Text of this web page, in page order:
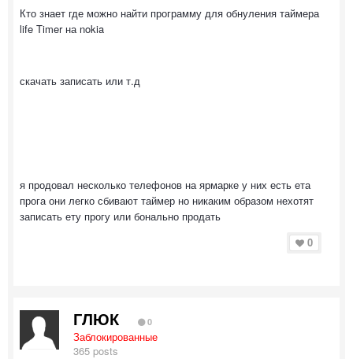
Кто знает где можно найти программу для обнуления таймера
life Timer на nokia
скачать записать или т.д
я продовал несколько телефонов на ярмарке у них есть ета
прога они легко сбивают таймер но никаким образом нехотят
записать ету прогу или бонально продать
0
ГЛЮК 0
Заблокированные
365 posts